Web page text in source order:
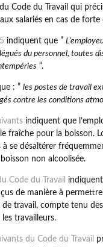
Code du Travail qui
salariés en cas de forte
indiquent que ”
du personnel, toutes
“.
: ” les postes de travail
contre les conditions
indiquent que
fraîche pour la boisson.
se désaltérer
non alcoolisée.
Code du Travail
de manière à
travail, compte tenu
travailleurs.
du Code du Travail